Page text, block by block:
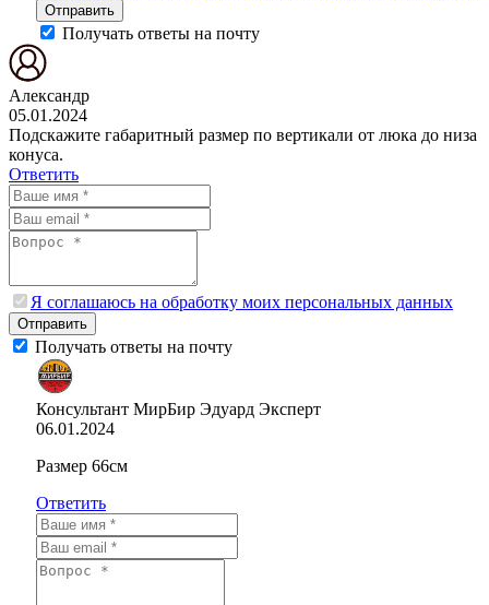
Отправить
Получать ответы на почту
Александр
05.01.2024
Подскажите габаритный размер по вертикали от люка до низа
конуса.
Ответить
Я соглашаюсь на обработку моих персональных данных
Отправить
Получать ответы на почту
Консультант МирБир Эдуард Эксперт
06.01.2024
Размер 66см
Ответить